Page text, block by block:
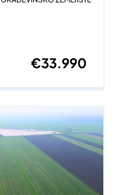
€33.990